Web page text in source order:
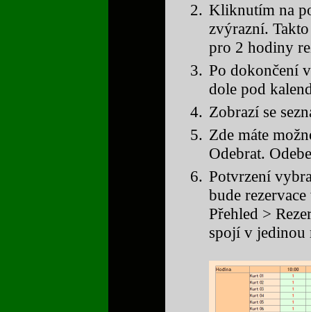
Kliknutím na
zvýrazní.
pro 2 hodiny
Po dokončení
dole pod
Zobrazí se
Zde máte
Odebrat.
Potvrzení
bude
Přehled >
spojí v jedinou